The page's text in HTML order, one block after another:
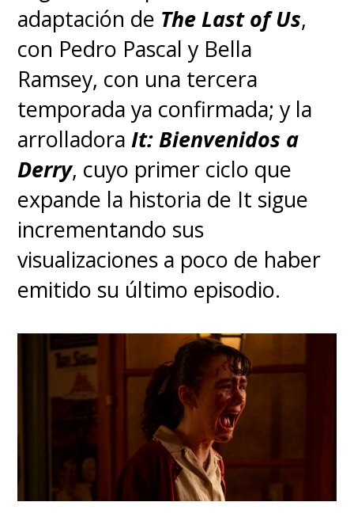
está a la vista y también mucho
más en su interior y un montón
de cosas con las que está
lidiando y por las que está
pasando, y creo que lo que la
hace tan fuerte y poderosa es
en realidad cómo se presenta a
sí misma", reflexionó la actriz.
"Y creo que lo que la hace tan
fuerte es su pasado y las
cosas por las que ha tenido
que pasar".
adaptación de The Last of Us,
con Pedro Pascal y Bella
Ramsey, con una tercera
temporada ya confirmada; y la
arrolladoraIt: Bienvenidos a
Derry, cuyo primer ciclo que
expande la historia de It sigue
incrementando sus
visualizaciones a poco de haber
emitido su último episodio.